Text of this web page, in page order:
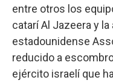
entre otros los
catarí Al Jazeera y
estadounidense
reducido a
ejército israelí que